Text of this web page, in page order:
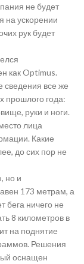
не будет
на ускорении
рук будет
как Optimus.
сведения все же
прошлого года:
руки и ноги.
лица
Какие
до сих пор не
но и
173 метрам, а
бега ничего не
8 километров в
на поднятие
Решения
оснащен